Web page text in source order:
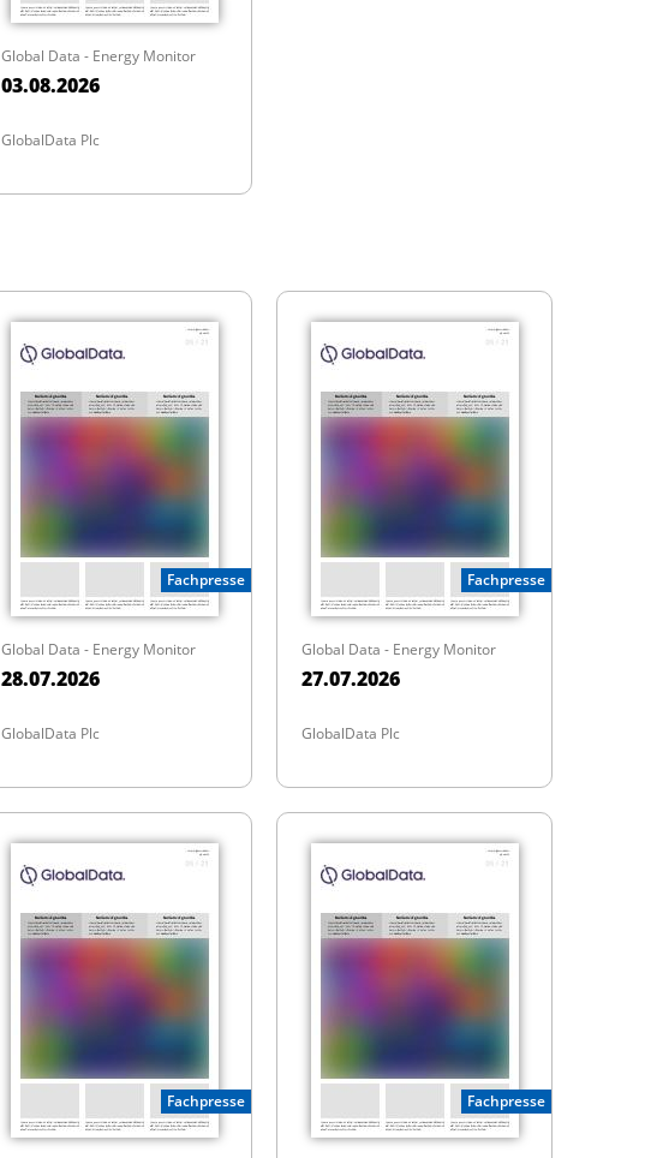
Global Data - Energy Monitor
03.08.2026
GlobalData Plc
Fachpresse
Global Data - Energy Monitor
28.07.2026
GlobalData Plc
Fachpresse
Global Data - Energy Monitor
27.07.2026
GlobalData Plc
Fachpresse Fachpresse